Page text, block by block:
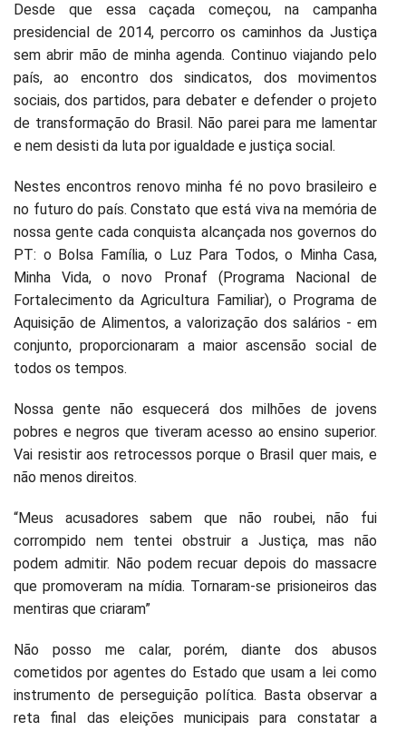
Desde que essa caçada começou, na campanha
presidencial de 2014, percorro os caminhos da Justiça
sem abrir mão de minha agenda. Continuo viajando pelo
país, ao encontro dos sindicatos, dos movimentos
sociais, dos partidos, para debater e defender o projeto
de transformação do Brasil. Não parei para me lamentar
e nem desisti da luta por igualdade e justiça social.
Nestes encontros renovo minha fé no povo brasileiro e
no futuro do país. Constato que está viva na memória de
nossa gente cada conquista alcançada nos governos do
PT: o Bolsa Família, o Luz Para Todos, o Minha Casa,
Minha Vida, o novo Pronaf (Programa Nacional de
Fortalecimento da Agricultura Familiar), o Programa de
Aquisição de Alimentos, a valorização dos salários - em
conjunto, proporcionaram a maior ascensão social de
todos os tempos.
Nossa gente não esquecerá dos milhões de jovens
pobres e negros que tiveram acesso ao ensino superior.
Vai resistir aos retrocessos porque o Brasil quer mais, e
não menos direitos.
“Meus acusadores sabem que não roubei, não fui
corrompido nem tentei obstruir a Justiça, mas não
podem admitir. Não podem recuar depois do massacre
que promoveram na mídia. Tornaram-se prisioneiros das
mentiras que criaram”
Não posso me calar, porém, diante dos abusos
cometidos por agentes do Estado que usam a lei como
instrumento de perseguição política. Basta observar a
reta final das eleições municipais para constatar a